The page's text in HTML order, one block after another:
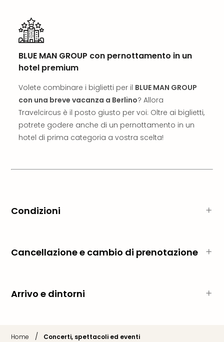
BLUE MAN GROUP con pernottamento in un
hotel premium
Volete combinare i biglietti per il BLUE MAN GROUP
con una breve vacanza a Berlino? Allora
Travelcircus è il posto giusto per voi: Oltre ai biglietti,
potrete godere anche di un pernottamento in un
hotel di prima categoria a vostra scelta!
Condizioni
Cancellazione e cambio di prenotazione
Arrivo e dintorni
Home / Concerti, spettacoli ed eventi